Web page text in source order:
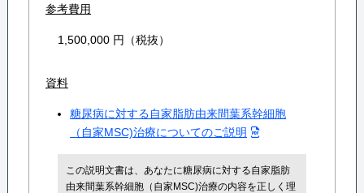
参考費用
1,500,000 円（税抜）
資料
糖尿病に対する自家脂肪由来間葉系幹細胞
（自家MSC)治療についてのご説明
この説明文書は、あなたに糖尿病に対する自家脂肪
由来間葉系幹細胞（自家MSC)治療の内容を正しく理